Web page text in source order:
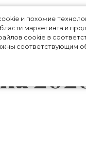
и похожие
маркетинга и
cookie в
соответствующим